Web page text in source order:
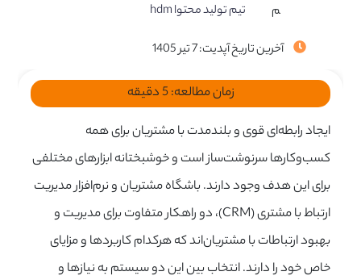
تیم تولید محتوا hdm
آخرین تاریخ آپدیت: 7 تیر 1405
زمان مطالعه:5 دقیقه
ایجاد رابطه‌ای قوی و بلندمدت با مشتریان برای همه
کسب‌وکارها سرنوشت‌ساز است و خوشبختانه ابزارهای مختلفی
برای این هدف وجود دارند. باشگاه مشتریان و نرم‌افزار مدیریت
ارتباط با مشتری (CRM)، دو راهکار متفاوت برای مدیریت و
بهبود ارتباطات با مشتریان‌اند که هرکدام کاربردها و مزایای
خاص خود را دارند. انتخاب بین این دو سیستم به نیازها و